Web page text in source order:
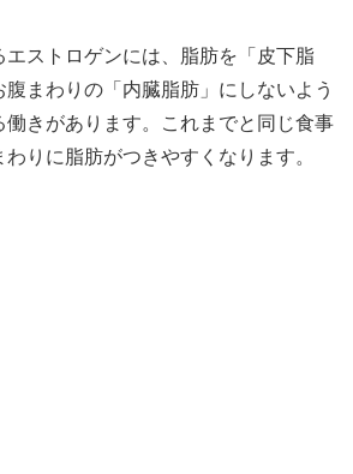
エストロゲンには、脂肪を「皮下脂
まわりの「内臓脂肪」にしないよう
働きがあります。これまでと同じ食事
りに脂肪がつきやすくなります。